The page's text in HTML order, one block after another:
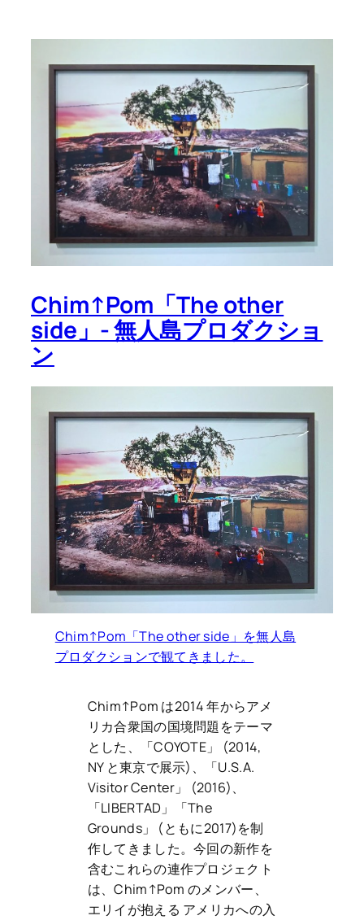
Chim↑Pom「The other
side」- 無人島プロダクショ
ン
Chim↑Pom「The other side」を無人島
プロダクションで観てきました。
Chim↑Pom は2014 年からアメ
リカ合衆国の国境問題をテーマ
とした、「COYOTE」 (2014,
NY と東京で展示)、「U.S.A.
Visitor Center」 (2016)、
「LIBERTAD」「The
Grounds」 (ともに2017)を制
作してきました。今回の新作を
含むこれらの連作プロジェクト
は、Chim↑Pom のメンバー、
エリイが抱える アメリカへの入